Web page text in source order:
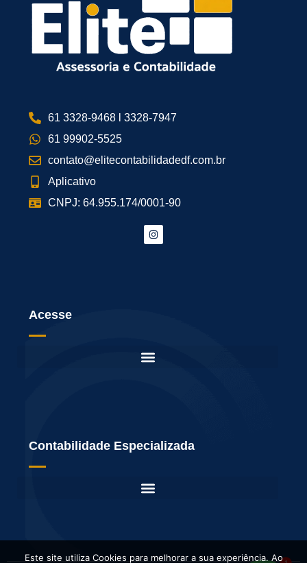
61 3328-9468 l 3328-7947
61 99902-5525
contato@elitecontabilidadedf.com.br
Aplicativo
CNPJ: 64.955.174/0001-90
Acesse
Contabilidade Especializada
Este site utiliza Cookies para melhorar a sua experiência. Ao